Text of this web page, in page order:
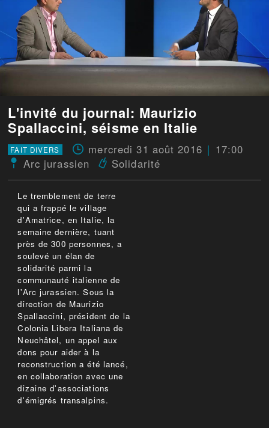
L'invité du journal: Maurizio
Spallaccini, séisme en Italie
FAIT DIVERS mercredi 31 août 2016
17:00
Arc jurassien
Solidarité
Le tremblement de terre
qui a frappé le village
d'Amatrice, en Italie, la
semaine dernière, tuant
près de 300 personnes, a
soulevé un élan de
solidarité parmi la
communauté italienne de
l'Arc jurassien. Sous la
direction de Maurizio
Spallaccini, président de la
Colonia Libera Italiana de
Neuchâtel, un appel aux
dons pour aider à la
reconstruction a été lancé,
en collaboration avec une
dizaine d'associations
d'émigrés transalpins.